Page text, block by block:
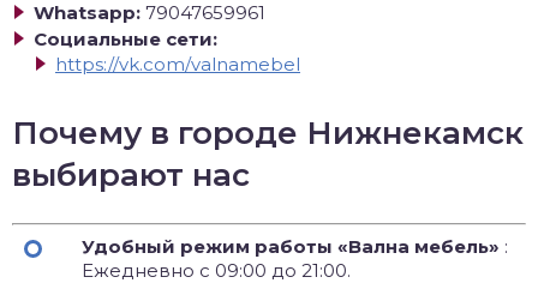
Whatsapp: 79047659961
Социальные сети:
https://vk.com/valnamebel
Почему в городе Нижнекамск
выбирают нас
Удобный режим работы «Вална мебель» :
Ежедневно с 09:00 до 21:00.